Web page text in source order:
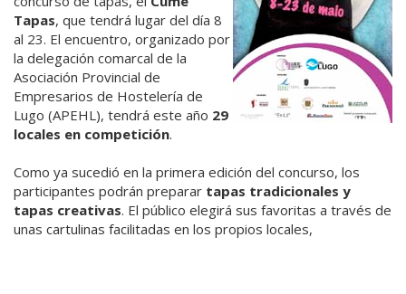
Tapas, que tendrá lugar del día 8
al 23. El encuentro, organizado por
la delegación comarcal de la
Asociación Provincial de
Empresarios de Hostelería de
Lugo (APEHL), tendrá este año 29
locales en competición.
Como ya sucedió en la primera edición del concurso, los
participantes podrán preparar tapas tradicionales y
tapas creativas. El público elegirá sus favoritas a través de
unas cartulinas facilitadas en los propios locales,